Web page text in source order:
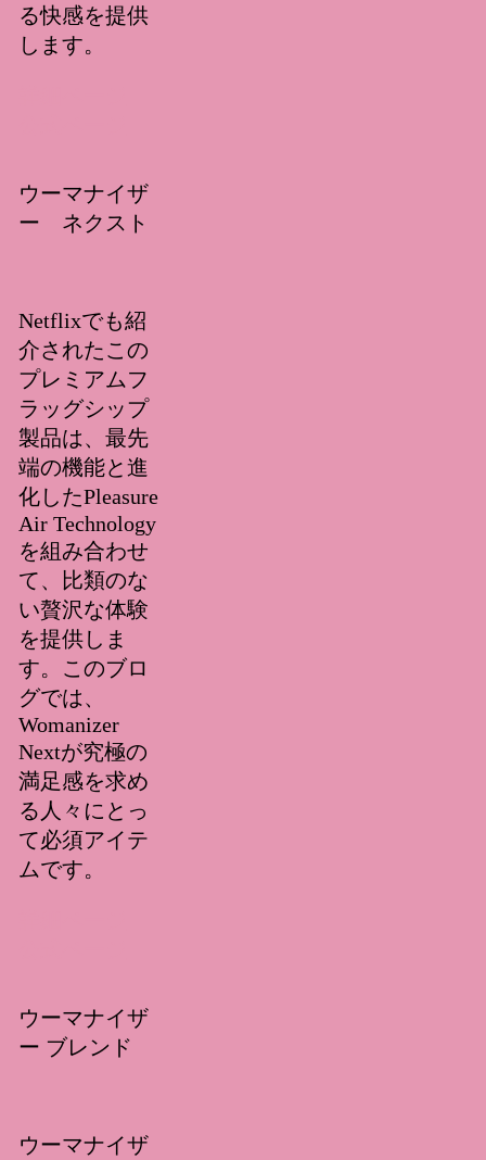
る快感を提供
します。
ウーマナイザ
ー ネクスト
Netflixでも紹
介されたこの
プレミアムフ
ラッグシップ
製品は、最先
端の機能と進
化したPleasure
Air Technology
を組み合わせ
て、比類のな
い贅沢な体験
を提供しま
す。このブロ
グでは、
Womanizer
Nextが究極の
満足感を求め
る人々にとっ
て必須アイテ
ムです。
ウーマナイザ
ー ブレンド
ウーマナイザ